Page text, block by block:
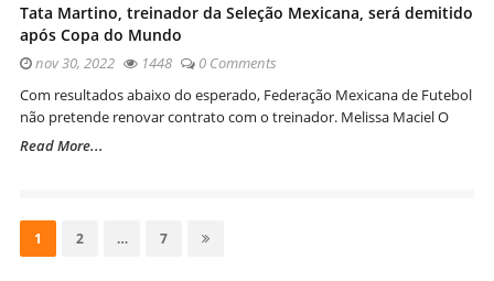
Tata Martino, treinador da Seleção Mexicana, será demitido
após Copa do Mundo
nov 30, 2022 1448
0 Comments
Com resultados abaixo do esperado, Federação Mexicana de Futebol
não pretende renovar contrato com o treinador. Melissa Maciel O
Read More...
por
posts
Page
1 Page
2 … Page
7